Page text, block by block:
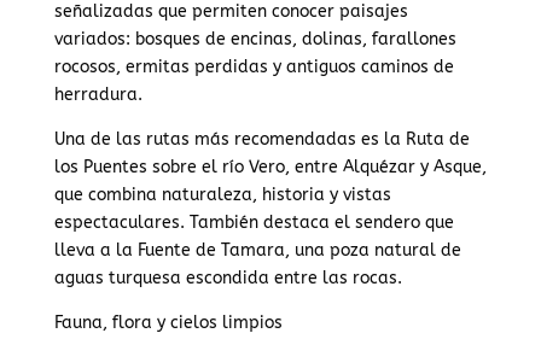
señalizadas que permiten conocer paisajes
variados: bosques de encinas, dolinas, farallones
rocosos, ermitas perdidas y antiguos caminos de
herradura.
Una de las rutas más recomendadas es la Ruta de
los Puentes sobre el río Vero, entre Alquézar y Asque,
que combina naturaleza, historia y vistas
espectaculares. También destaca el sendero que
lleva a la Fuente de Tamara, una poza natural de
aguas turquesa escondida entre las rocas.
Fauna, flora y cielos limpios